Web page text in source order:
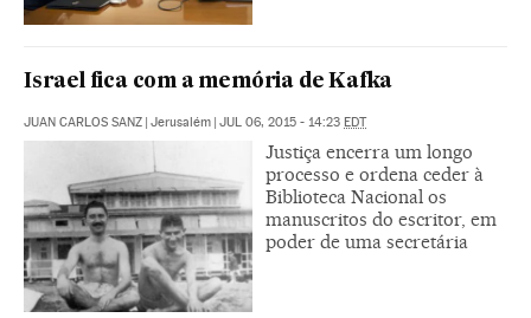
Israel fica com a memória de Kafka
JUAN CARLOS SANZ | Jerusalém | JUL 06, 2015 - 14:23 EDT
Justiça encerra um longo
processo e ordena ceder à
Biblioteca Nacional os
manuscritos do escritor, em
poder de uma secretária